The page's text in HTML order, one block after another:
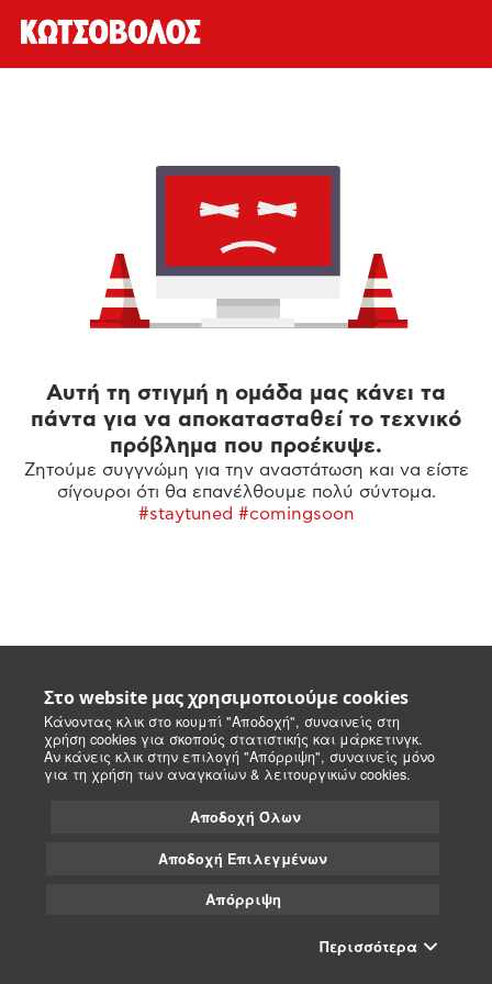
Στο website μας χρησιμοποιούμε cookies
Κάνοντας κλικ στο κουμπί "Αποδοχή", συναινείς στη
χρήση cookies για σκοπούς στατιστικής και μάρκετινγκ.
Αν κάνεις κλικ στην επιλογή "Απόρριψη", συναινείς μόνο
για τη χρήση των αναγκαίων & λειτουργικών cookies.
Αποδοχή Όλων
Αποδοχή Επιλεγμένων
Απόρριψη
Περισσότερα
Αυτή τη στιγμή η ομάδα μας κάνει τα
πάντα για να αποκατασταθεί το τεχνικό
πρόβλημα που προέκυψε.
Ζητούμε συγγνώμη για την αναστάτωση και να είστε
σίγουροι ότι θα επανέλθουμε πολύ σύντομα.
#staytuned #comingsoon